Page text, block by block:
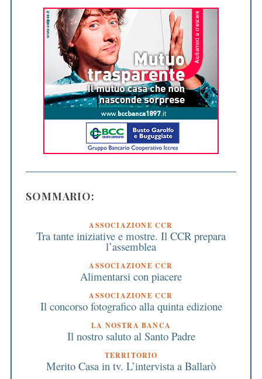
SOMMARIO:
ASSOCIAZIONE CCR
Tra tante iniziative e mostre. Il CCR prepara
l’assemblea
ASSOCIAZIONE CCR
Alimentarsi con piacere
ASSOCIAZIONE CCR
Il concorso fotografico alla quinta edizione
LA NOSTRA BANCA
Il nostro saluto al Santo Padre
TERRITORIO
Merito Casa in tv. L’intervista a Ballarò